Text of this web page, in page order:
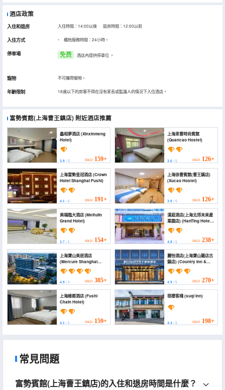
酒店政策
入住和退房 入住時間：14:00以後 退房時間：12:00以前
入住方式 櫃枱服務時間：24小時。
停車場 免费 酒店內提供停車位 。
寵物 不可攜帶寵物。
年齡限制 18歲以下的房客不得在沒有家長或監護人的情況下入住酒店。
富勢賓館(上海曹王鎮店) 附近酒店推薦
鑫相夢酒店 (Xinxinmeng
Hotel)
3.9 / 5 HKD 159+
上海泉曹時尚賓館
(Quancao Hostel)
3.6/ 5 HKD 126+
上海富勢皇冠酒店 (Crown
Hotel Shanghai Fushi)
4.1 / 5 HKD 191+
上海徐曹賓館(曹王鎮店)
(Xucao Hostel)
3.9/ 5 HKD 126+
美福臨大酒店 (Meifulin
Grand Hotel)
3.7 / 5 HKD 154+
漢庭酒店(上海北郊未來產
業園店) (HanTing Hotel
(Shanghai Beijiao
Future Industrial Park))
4.8/ 5 HKD 238+
上海寶山美居酒店
(Mercure Shanghai
Baoshan)
4.9 / 5 HKD 385+
麗怡酒店(上海寶山羅店古
鎮店) (Country Inn &
Suites by Radisson
Hotel
(ShanghaiLuodian
Ancient Town))
4.9/ 5 HKD 270+
上海維都酒店 (Fushi
Chain Hotel)
4.1 / 5 HKD 159+
宿棲客棧 (suqi lnn)
4.4/ 5 HKD 198+
常見問題
富勢賓館(上海曹王鎮店)的入住和退房時間是什麼？